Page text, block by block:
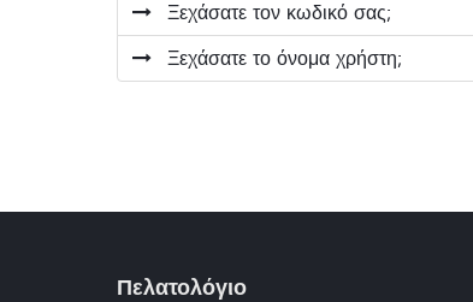
Ξεχάσατε τον κωδικό σας;
Ξεχάσατε το όνομα χρήστη;
Πελατολόγιο